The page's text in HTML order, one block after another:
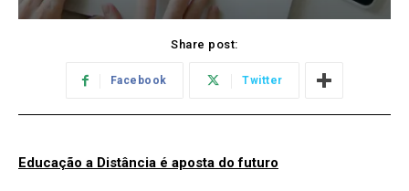
Share post:
Facebook Twitter
Educação a Distância é aposta do futuro